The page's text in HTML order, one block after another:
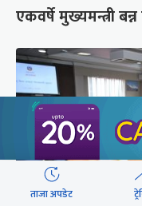
एकवर्षे मुख्यमन्त्री
ताजा अपडेट